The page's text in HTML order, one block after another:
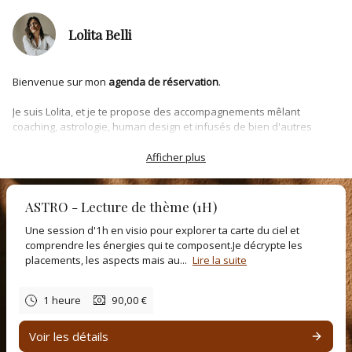
Lolita Belli
Bienvenue sur mon agenda de réservation.
Je suis Lolita, et je te propose des accompagnements mêlant
coaching, astrologie, human design et infusés de bien d'autres
que j'ai depuis 2020.
Au plaisir de te retrouver prochainement dans l'un de mes espaces
privés,
Lolita
Afficher plus
ASTRO - Lecture de thème (1H)
Une session d'1h en visio pour explorer ta carte du ciel et
comprendre les énergies qui te composent.Je décrypte les
placements, les aspects mais au... Lire la suite
1 heure 90,00 €
Voir les détails